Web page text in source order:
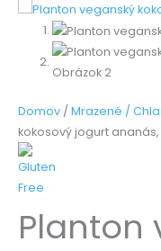
Domov / Mrazené /
kokosový jogurt
Planton